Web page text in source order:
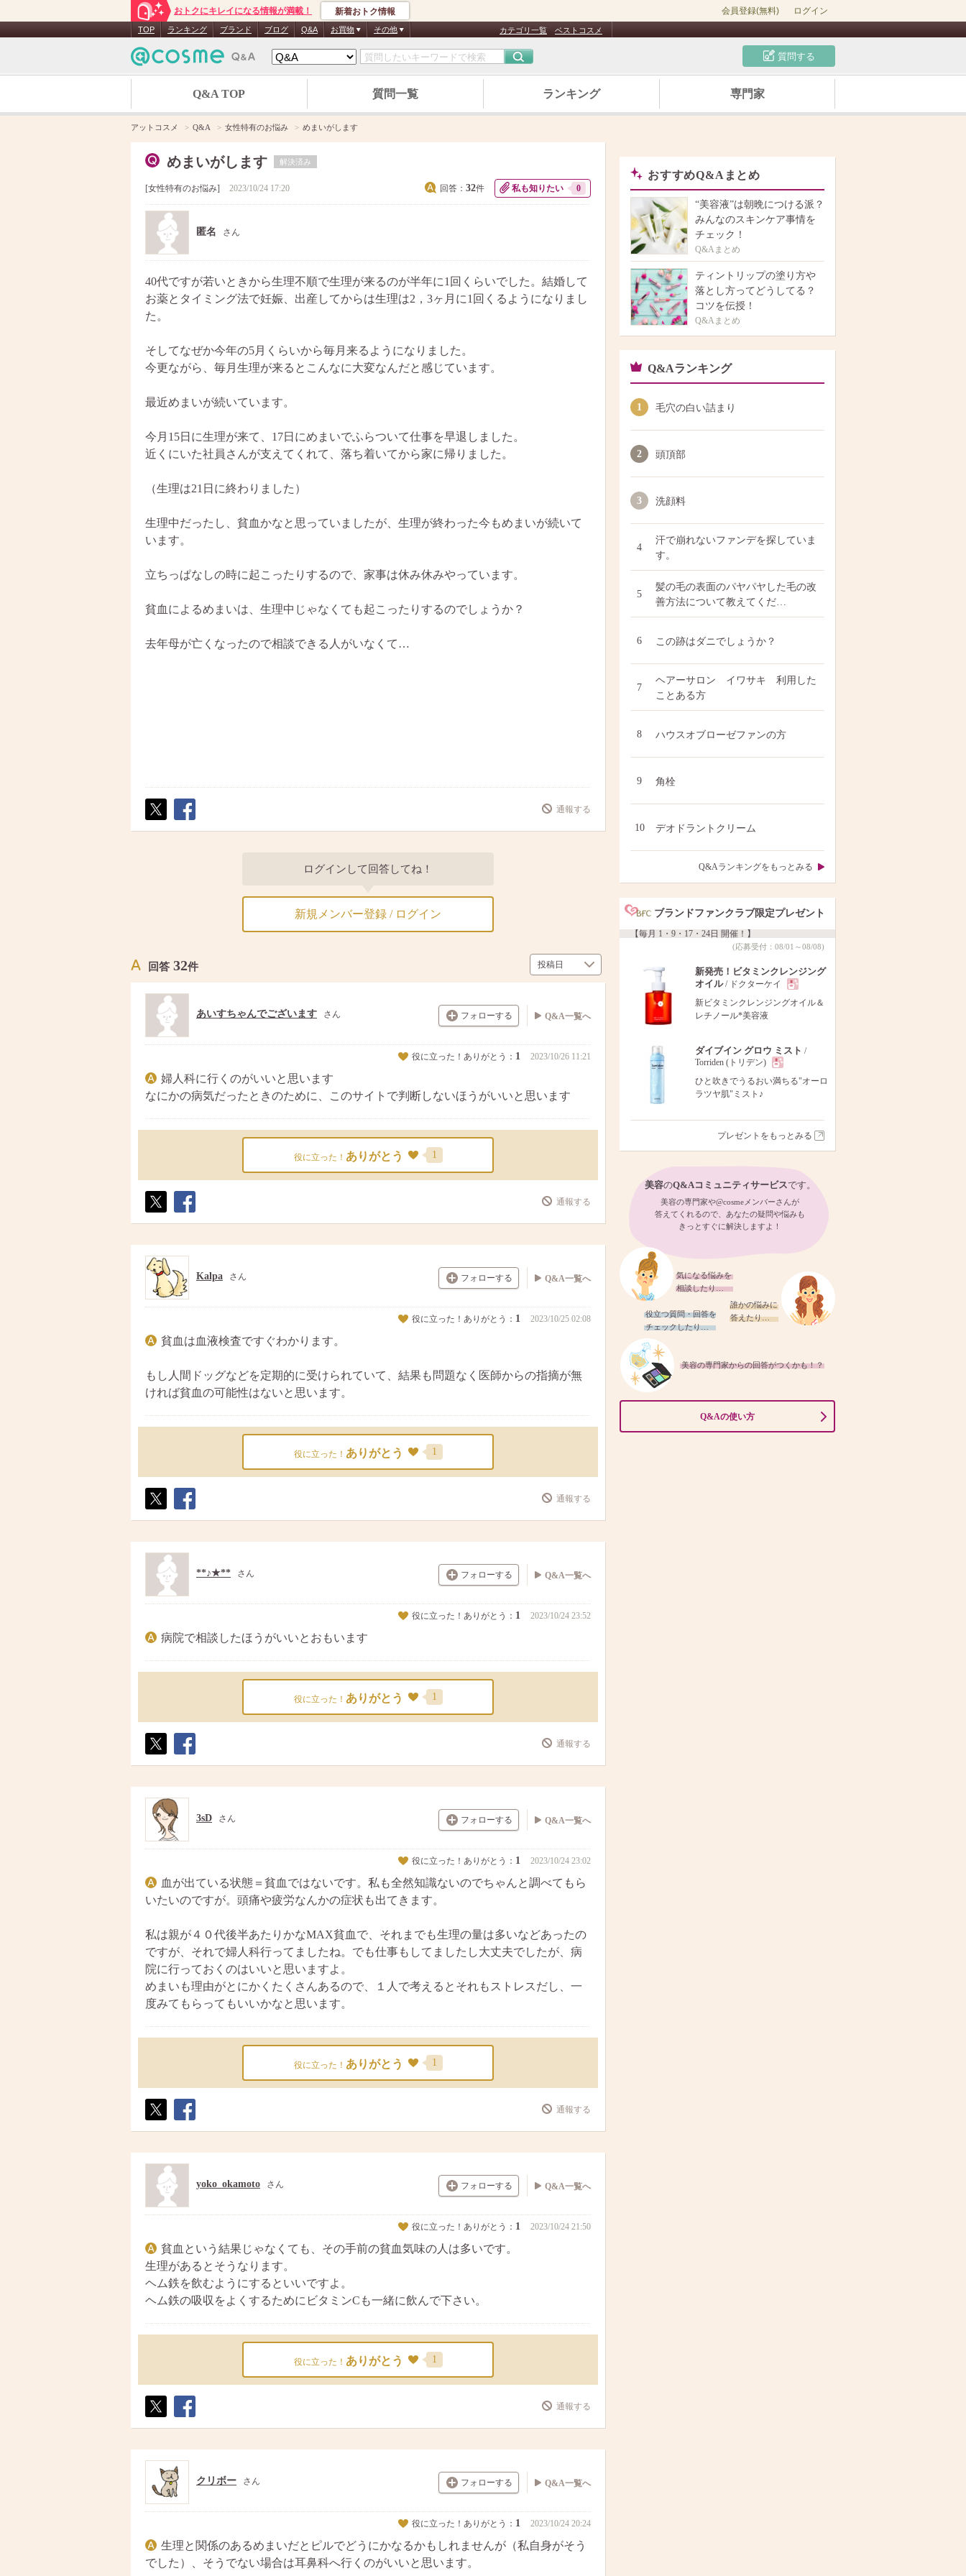
おトクにキレイになる情報が満載！ 新着おトク情報 会員登録(無料) ログイン
TOP ランキング ブランド ブログ Q&A お買物 その他 カテゴリ一覧 ベストコスメ
質問する
Q&A TOP 質問一覧 ランキング 専門家
アットコスメ Q&A 女性特有のお悩み めまいがします
めまいがします 解決済み
女性特有のお悩み 2023/10/24 17:20 回答： 32件 私も知りたい 0
匿名 さん
40代ですが若いときから生理不順で生理が来るのが半年に1回くらいでした。結婚して
お薬とタイミング法で妊娠、出産してからは生理は2，3ヶ月に1回くるようになりまし
た。
そしてなぜか今年の5月くらいから毎月来るようになりました。
今更ながら、毎月生理が来るとこんなに大変なんだと感じています。
最近めまいが続いています。
今月15日に生理が来て、17日にめまいでふらついて仕事を早退しました。
近くにいた社員さんが支えてくれて、落ち着いてから家に帰りました。
（生理は21日に終わりました）
生理中だったし、貧血かなと思っていましたが、生理が終わった今もめまいが続いて
います。
立ちっぱなしの時に起こったりするので、家事は休み休みやっています。
貧血によるめまいは、生理中じゃなくても起こったりするのでしょうか？
去年母が亡くなったので相談できる人がいなくて…
ト
ア
通報する
ログインして回答してね！
新規メンバー登録 / ログイン
回答 32件
フォローする
あいすちゃんでございます さん Q&A一覧へ
役に立った！ありがとう： 1 2023/10/26 11:21
婦人科に行くのがいいと思います
なにかの病気だったときのために、このサイトで判断しないほうがいいと思います
役に立った！ ありがとう 1
ト
ア
通報する
フォローする
Kalpa さん Q&A一覧へ
役に立った！ありがとう： 1 2023/10/25 02:08
貧血は血液検査ですぐわかります。
もし人間ドッグなどを定期的に受けられていて、結果も問題なく医師からの指摘が無
ければ貧血の可能性はないと思います。
役に立った！ ありがとう 1
ト
ア
通報する
フォローする
**♪★** さん Q&A一覧へ
役に立った！ありがとう： 1 2023/10/24 23:52
病院で相談したほうがいいとおもいます
役に立った！ ありがとう 1
ト
ア
通報する
フォローする
3sD さん Q&A一覧へ
役に立った！ありがとう： 1 2023/10/24 23:02
血が出ている状態＝貧血ではないです。私も全然知識ないのでちゃんと調べてもら
いたいのですが。頭痛や疲労なんかの症状も出てきます。
私は親が４０代後半あたりかなMAX貧血で、それまでも生理の量は多いなどあったの
ですが、それで婦人科行ってましたね。でも仕事もしてましたし大丈夫でしたが、病
院に行っておくのはいいと思いますよ。
めまいも理由がとにかくたくさんあるので、１人で考えるとそれもストレスだし、一
度みてもらってもいいかなと思います。
役に立った！ ありがとう 1
ト
ア
通報する
フォローする
yoko_okamoto さん Q&A一覧へ
役に立った！ありがとう： 1 2023/10/24 21:50
貧血という結果じゃなくても、その手前の貧血気味の人は多いです。
生理があるとそうなります。
ヘム鉄を飲むようにするといいですよ。
ヘム鉄の吸収をよくするためにビタミンCも一緒に飲んで下さい。
役に立った！ ありがとう 1
ト
ア
通報する
フォローする
クリボー さん Q&A一覧へ
役に立った！ありがとう： 1 2023/10/24 20:24
生理と関係のあるめまいだとピルでどうにかなるかもしれませんが（私自身がそう
でした）、そうでない場合は耳鼻科へ行くのがいいと思います。
おすすめQ&Aまとめ
“美容液”は朝晩につける派？
みんなのスキンケア事情を
チェック！
Q&Aまとめ
ティントリップの塗り方や
落とし方ってどうしてる？
コツを伝授！
Q&Aまとめ
Q&Aランキング
1 毛穴の白い詰まり
2 頭頂部
3 洗顔料
4
汗で崩れないファンデを探していま
す。
5
髪の毛の表面のパヤパヤした毛の改
善方法について教えてくだ…
6 この跡はダニでしょうか？
7
ヘアーサロン イワサキ 利用した
ことある方
8 ハウスオブローゼファンの方
9 角栓
10 デオドラントクリーム
Q&Aランキングをもっとみる
ブランドファンクラブ限定プレゼント
【毎月 1・9・17・24日 開催！】
(応募受付：08/01～08/08)
新発売！ビタミンクレンジング
オイル/ ドクターケイ
現
新ビタミンクレンジングオイル＆
レチノール*美容液
ダイブイン グロウ ミスト /
Torriden (トリデン)
現
ひと吹きでうるおい満ちる"オーロ
ラツヤ肌"ミスト♪
プレゼントをもっとみる
美容のQ&Aコミュニティサービスです。
美容の専門家や@cosmeメンバーさんが
答えてくれるので、あなたの疑問や悩みも
きっとすぐに解決しますよ！
気になる悩みを
相談したり…
誰かの悩みに
答えたり…
役立つ質問・回答を
チェックしたり…
美容の専門家からの回答がつくかも！？
Q&Aの使い方